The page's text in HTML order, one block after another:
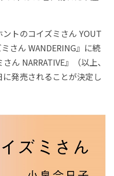
トのコイズミさん YOUT
さん WANDERING』に続
ん NARRATIVE』（以上、
発売されることが決定し